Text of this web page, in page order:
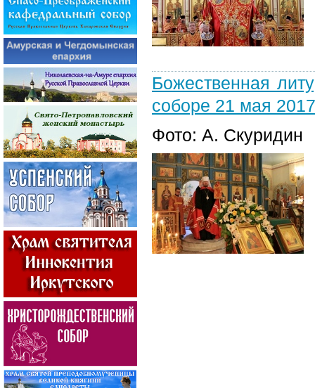
Божественная
соборе 21 мая 2017
Фото: А. Скуридин